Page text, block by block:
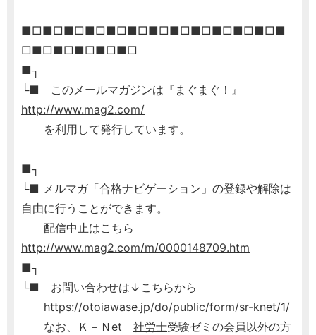
■□■□■□■□■□■□■□■□■□■□■□■□■
□■□■□■□■□■□
■┐
└■ このメールマガジンは『まぐまぐ！』
http://www.mag2.com/
を利用して発行しています。
■┐
└■ メルマガ「合格ナビゲーション」の登録や解除は
自由に行うことができます。
配信中止はこちら
http://www.mag2.com/m/0000148709.htm
■┐
└■ お問い合わせは↓こちらから
https://otoiawase.jp/do/public/form/sr-knet/1/
なお、Ｋ－Ｎet 社労士受験ゼミの会員以外の方